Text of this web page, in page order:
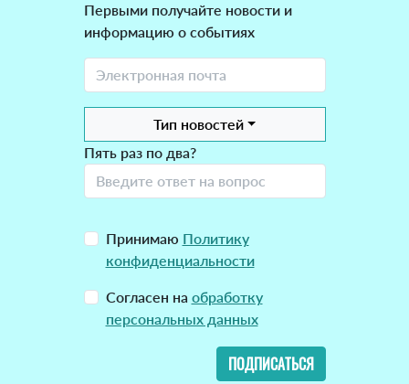
Первыми получайте новости и
информацию о событиях
Тип новостей
Пять раз по два?
Принимаю Политику
конфиденциальности
Согласен на обработку
персональных данных
ПОДПИСАТЬСЯ